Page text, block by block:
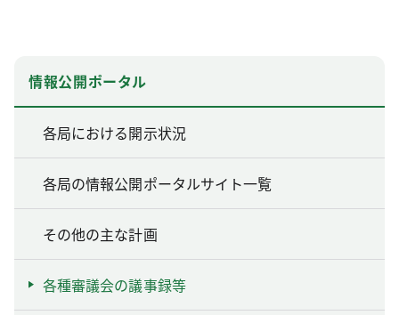
情報公開ポータル
各局における開示状況
各局の情報公開ポータルサイト一覧
その他の主な計画
各種審議会の議事録等